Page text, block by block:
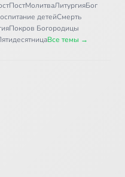
ПостМолитваЛитургияБог
детейСмерть
Покров Богородицы
Все темы →